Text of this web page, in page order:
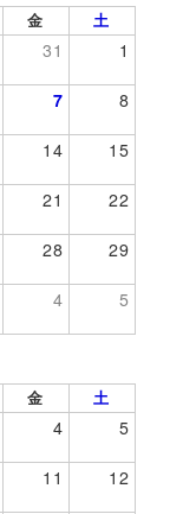
金 土
31 1
7 8
14 15
21 22
28 29
4 5
金 土
4 5
11 12